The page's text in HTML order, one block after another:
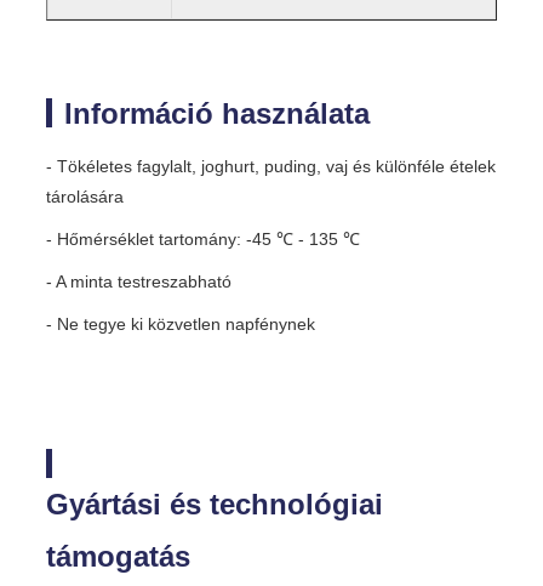
Információ használata
- Tökéletes fagylalt, joghurt, puding, vaj és különféle ételek
tárolására
- Hőmérséklet tartomány: -45 ℃ - 135 ℃
- A minta testreszabható
- Ne tegye ki közvetlen napfénynek
Gyártási és technológiai
támogatás